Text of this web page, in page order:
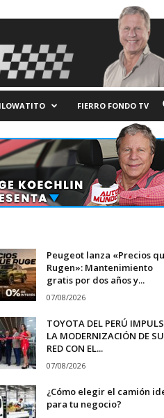
FIERRO FONDO TV
Peugeot lanza «Precios
Rugen»: Mantenimiento
gratis por dos años y...
07/08/2026
TOYOTA DEL PERÚ
LA MODERNIZACIÓN DE SU
RED CON EL...
07/08/2026
¿Cómo elegir el camión
para tu negocio?